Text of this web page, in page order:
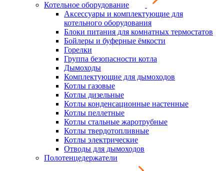
Котельное оборудование
Аксессуары и комплектующие для
котельного оборудования
Блоки питания для комнатных термостатов
Бойлеры и буферные ёмкости
Горелки
Группа безопасности котла
Дымоходы
Комплектующие для дымоходов
Котлы газовые
Котлы дизельные
Котлы конденсационные настенные
Котлы пеллетные
Котлы стальные жаротрубные
Котлы твердотопливные
Котлы электрические
Отводы для дымоходов
Полотенцедержатели